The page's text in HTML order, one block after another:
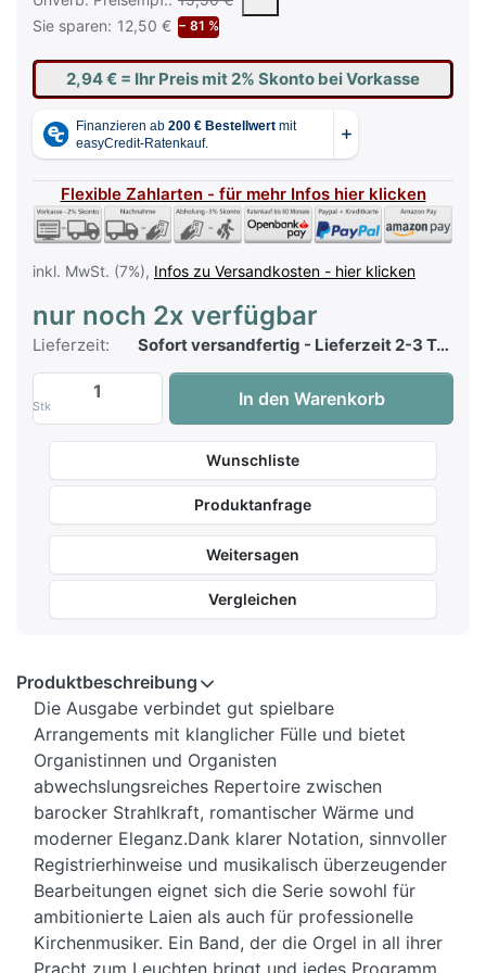
Sie sparen: 12,50 € − 81 %
2,94 € = Ihr Preis mit 2% Skonto bei Vorkasse
Flexible Zahlarten - für mehr Infos hier klicken
inkl. MwSt. (7%), Infos zu Versandkosten - hier klicken
nur noch 2x verfügbar
Lieferzeit: Sofort versandfertig - Lieferzeit 2-3 Tage
Stk
Sikorski - Orgel Gala Serie 12 -
In den Warenkorb
Wunschliste
Produktanfrage
Weitersagen
Vergleichen
Produktbeschreibung
Die Ausgabe verbindet gut spielbare
Arrangements mit klanglicher Fülle und bietet
Organistinnen und Organisten
abwechslungsreiches Repertoire zwischen
barocker Strahlkraft, romantischer Wärme und
moderner Eleganz.Dank klarer Notation, sinnvoller
Registrierhinweise und musikalisch überzeugender
Bearbeitungen eignet sich die Serie sowohl für
ambitionierte Laien als auch für professionelle
Kirchenmusiker. Ein Band, der die Orgel in all ihrer
Pracht zum Leuchten bringt und jedes Programm